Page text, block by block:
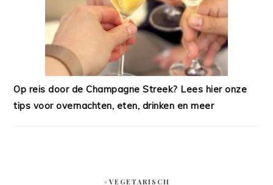
Op reis door de Champagne Streek? Lees hier onze
tips voor overnachten, eten, drinken en meer
#VEGETARISCH